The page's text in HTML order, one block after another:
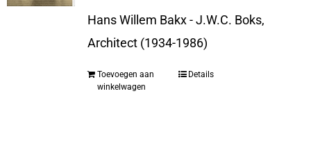
Hans Willem Bakx - J.W.C. Boks,
Architect (1934-1986)
Toevoegen aan
winkelwagen
Details